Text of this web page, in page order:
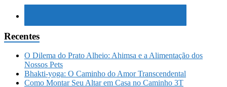
Recentes
O Dilema do Prato Alheio: Ahimsa e a Alimentação dos
Nossos Pets
Bhakti-yoga: O Caminho do Amor Transcendental
Como Montar Seu Altar em Casa no Caminho 3T